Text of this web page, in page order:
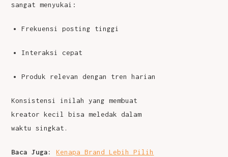
sangat menyukai:
Frekuensi posting tinggi
Interaksi cepat
Produk relevan dengan tren harian
Konsistensi inilah yang membuat
kreator kecil bisa meledak dalam
waktu singkat.
Baca Juga:Kenapa Brand Lebih Pilih